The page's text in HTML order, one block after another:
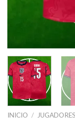
INICIO /